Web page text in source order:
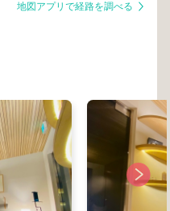
地図アプリで経路を調べる